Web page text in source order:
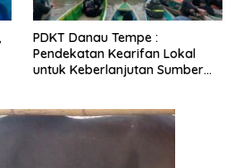
Cara Mengatasi Penyakit PMK
pada Sapi Perah Secara Alami
dan Medis